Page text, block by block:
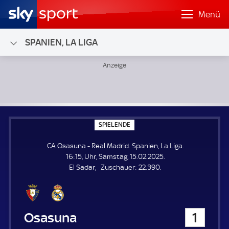
Menü
SPANIEN, LA LIGA
SPIELENDE
P
E
L
E
N
CA Osasuna - Real Madrid. Spanien, La Liga.
16:15, Uhr, Samstag, 15.02.2025.
El Sadar
Zuschauer: Z
22.390.
CA Osasuna 1